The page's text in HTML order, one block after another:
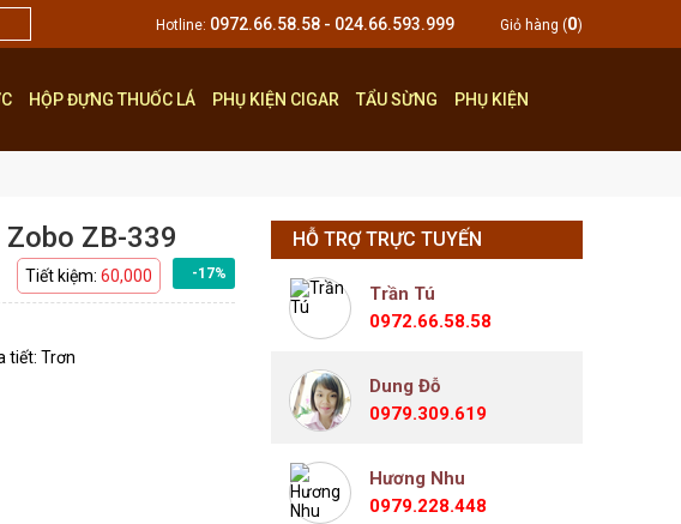
HỘP ĐỰNG THUỐC LÁ PHỤ KIỆN CIGAR TẨU SỪNG PHỤ KIỆN
ZB-339
-17%
Tiết kiệm: 60,000
tiết: Trơn
HỖ TRỢ TRỰC TUYẾN
Trần Tú
0972.66.58.58
Dung Đỗ
0979.309.619
Hương Nhu
0979.228.448
Giỏ hàng (0)
Hotline: 0972.66.58.58 - 024.66.593.999